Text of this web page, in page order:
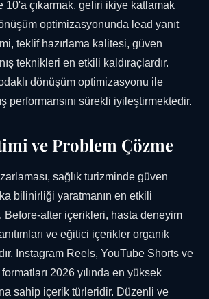
10'a çıkarmak, geliri ikiye katlamak
optimizasyonunda lead yanıt
teklif hazırlama kalitesi, güven
teknikleri en etkili kaldıraçlardır.
dönüşüm optimizasyonu ile
performansını sürekli iyileştirmektedir.
ve Problem Çözme
sağlık turizminde güven
bilinirliği yaratmanın en etkili
Before-after içerikleri, hasta deneyim
ve eğitici içerikler organik
Instagram Reels, YouTube Shorts ve
2026 yılında en yüksek
sahip içerik türleridir. Düzenli ve